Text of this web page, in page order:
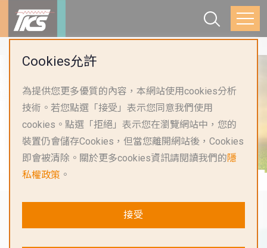
Cookies允許
為提供您更多優質的內容，本網站使用cookies分析
技術。若您點選「接受」表示您同意我們使用
cookies。點選「拒絕」表示您在瀏覽網站中，您的
裝置仍會儲存Cookies，但當您離開網站後，Cookies
即會被清除。關於更多cookies資訊請閱讀我們的隱
私權政策 。
接受